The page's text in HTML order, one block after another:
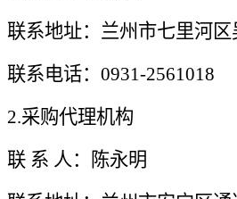
联系地址：兰州市七里河
联系电话： 0931-2561018
2.采购代理机构
联 系 人：陈永明